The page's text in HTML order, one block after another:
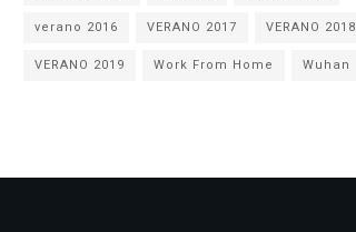
verano 2016
VERANO 2017
VERANO 2018
VERANO 2019
Work From Home Wuhan